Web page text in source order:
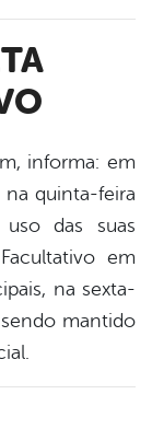
informa: em
quinta-feira
das suas
em
na sexta-
mantido